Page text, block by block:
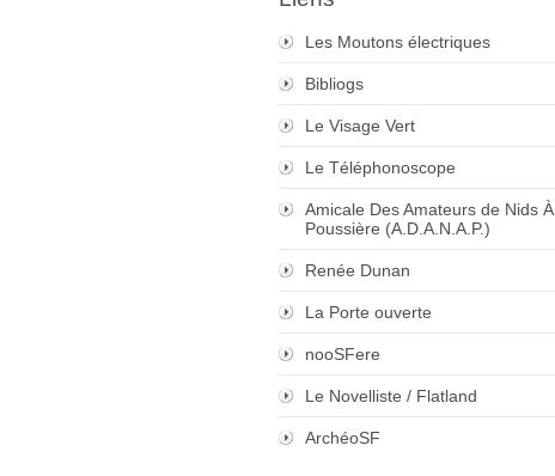
Les Moutons électriques
Bibliogs
Le Visage Vert
Le Téléphonoscope
Amicale Des Amateurs de Nids À
Poussière (A.D.A.N.A.P.)
Renée Dunan
La Porte ouverte
nooSFere
Le Novelliste / Flatland
ArchéoSF